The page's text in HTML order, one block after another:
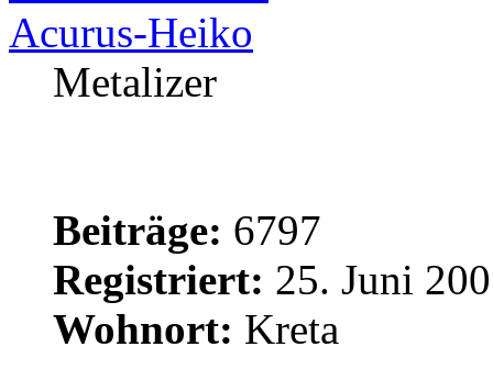
Acurus-Heiko
Metalizer
Beiträge: 6797
Registriert: 25. Juni
Wohnort: Kreta